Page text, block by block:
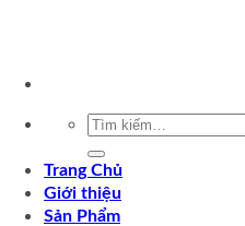
Tìm
Trang Chủ
Giới thiệu
Sản Phẩm